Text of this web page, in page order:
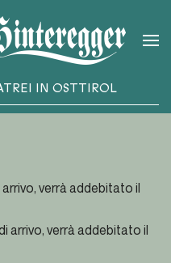
IN OSTTIROL
verrà addebitato il
arrivo, verrà addebitato il